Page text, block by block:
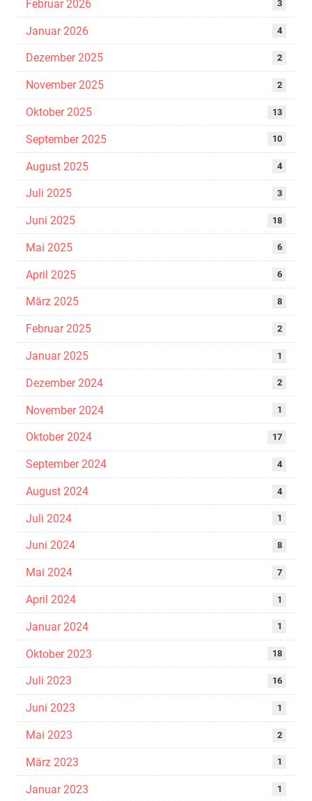
Februar 2026 3
Januar 2026 4
Dezember 2025 2
November 2025 2
Oktober 2025 13
September 2025 10
August 2025 4
Juli 2025 3
Juni 2025 18
Mai 2025 6
April 2025 6
März 2025 8
Februar 2025 2
Januar 2025 1
Dezember 2024 2
November 2024 1
Oktober 2024 17
September 2024 4
August 2024 4
Juli 2024 1
Juni 2024 8
Mai 2024 7
April 2024 1
Januar 2024 1
Oktober 2023 18
Juli 2023 16
Juni 2023 1
Mai 2023 2
März 2023 1
Januar 2023 1